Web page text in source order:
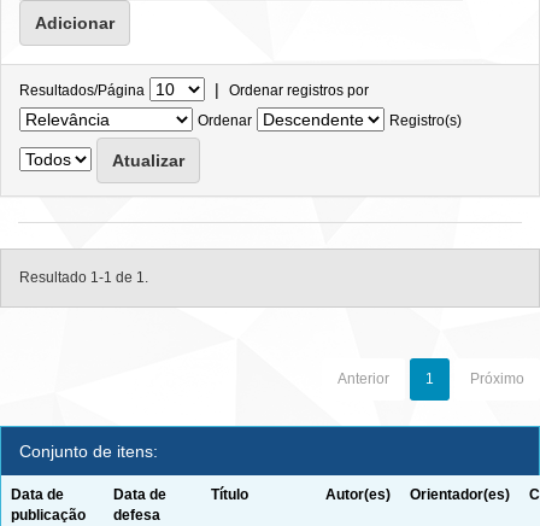
Resultados/Página | Ordenar registros por
Ordenar
Registro(s)
Resultado 1-1 de 1.
Anterior 1 Próximo
Conjunto de itens:
Data de
publicação
Data de
defesa
Título Autor(es) Orientador(es)